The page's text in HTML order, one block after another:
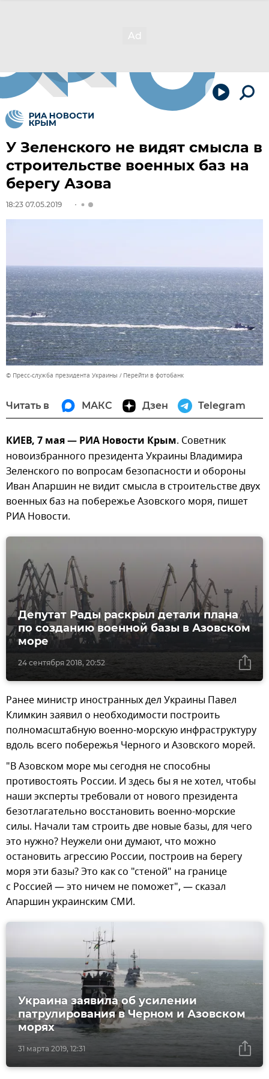
У Зеленского не видят смысла в
строительстве военных баз на
берегу Азова
18:23 07.05.2019
© Пресс-служба президента Украины Перейти в фотобанк
Читать в МАКС Дзен Telegram
КИЕВ, 7 мая — РИА Новости Крым. Советник
новоизбранного президента Украины Владимира
Зеленского по вопросам безопасности и обороны
Иван Апаршин не видит смысла в строительстве двух
военных баз на побережье Азовского моря, пишет
РИА Новости.
24 сентября 2018, 20:52
Депутат Рады раскрыл детали плана
по созданию военной базы в Азовском
море
Ранее министр иностранных дел Украины Павел
Климкин заявил о необходимости построить
полномасштабную военно-морскую инфраструктуру
вдоль всего побережья Черного и Азовского морей.
"В Азовском море мы сегодня не способны
противостоять России. И здесь бы я не хотел, чтобы
наши эксперты требовали от нового президента
безотлагательно восстановить военно-морские
силы. Начали там строить две новые базы, для чего
это нужно? Неужели они думают, что можно
остановить агрессию России, построив на берегу
моря эти базы? Это как со "стеной" на границе
с Россией — это ничем не поможет", — сказал
Апаршин украинским СМИ.
31 марта 2019, 12:31
Украина заявила об усилении
патрулирования в Черном и Азовском
морях